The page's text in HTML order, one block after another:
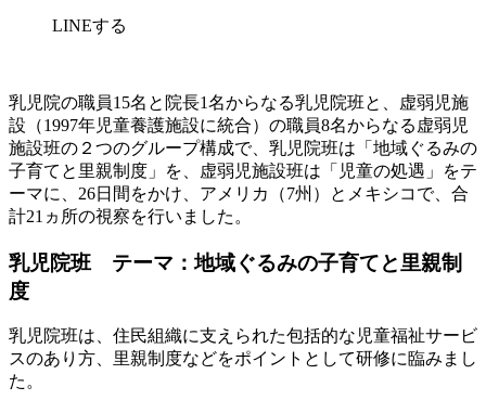
LINEする
乳児院の職員15名と院長1名からなる乳児院班と、虚弱児施
設（1997年児童養護施設に統合）の職員8名からなる虚弱児
施設班の２つのグループ構成で、乳児院班は「地域ぐるみの
子育てと里親制度」を、虚弱児施設班は「児童の処遇」をテ
ーマに、26日間をかけ、アメリカ（7州）とメキシコで、合
計21ヵ所の視察を行いました。
乳児院班 テーマ：地域ぐるみの子育てと里親制
度
乳児院班は、住民組織に支えられた包括的な児童福祉サービ
スのあり方、里親制度などをポイントとして研修に臨みまし
た。